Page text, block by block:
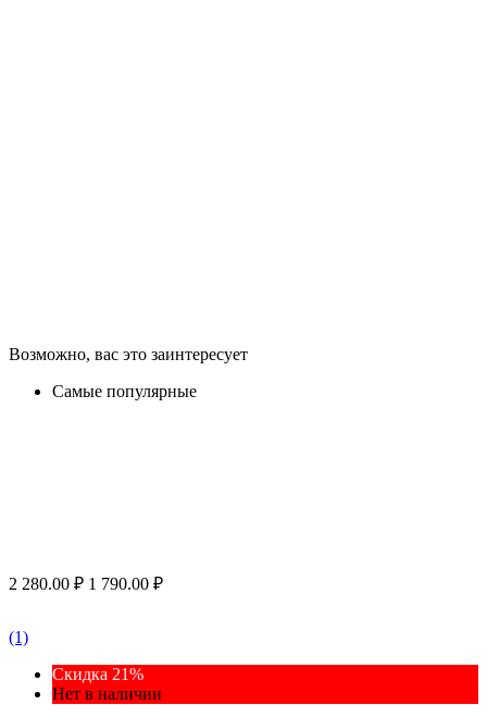
Возможно, вас это заинтересует
Самые популярные
2 280.00 ₽ 1 790.00 ₽
(1)
Скидка 21%
Нет в наличии